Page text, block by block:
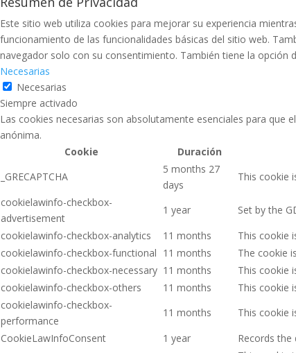
Este sitio web utiliza cookies para mejorar su experiencia
funcionamiento de las funcionalidades básicas del sitio web.
navegador solo con su consentimiento. También tiene la opción
Necesarias
Necesarias
Siempre activado
Las cookies necesarias son absolutamente esenciales para que
anónima.
Cookie
Duración
_GRECAPTCHA
5 months 27
days
This cookie
cookielawinfo-checkbox-
advertisement
1 year
Set by the
cookielawinfo-checkbox-analytics
11 months
This cookie
cookielawinfo-checkbox-functional 11 months
The cookie
cookielawinfo-checkbox-necessary 11 months
This cookie
cookielawinfo-checkbox-others
11 months
This cookie
cookielawinfo-checkbox-
performance
11 months
This cookie
CookieLawInfoConsent
1 year
Records